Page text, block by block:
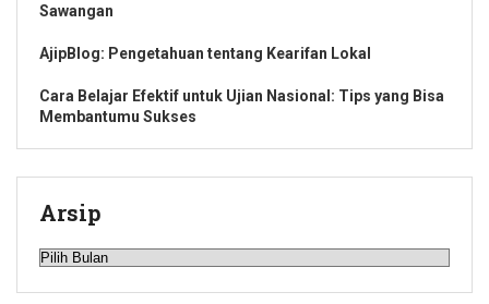
Sawangan
AjipBlog: Pengetahuan tentang Kearifan Lokal
Cara Belajar Efektif untuk Ujian Nasional: Tips yang Bisa
Membantumu Sukses
Arsip
Arsip